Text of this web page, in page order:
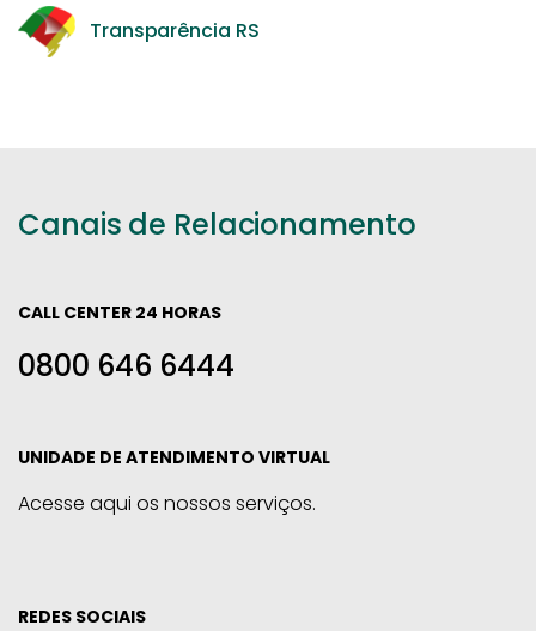
Transparência RS
Canais de Relacionamento
CALL CENTER 24 HORAS
0800 646 6444
UNIDADE DE ATENDIMENTO VIRTUAL
Acesse aqui os nossos serviços.
REDES SOCIAIS